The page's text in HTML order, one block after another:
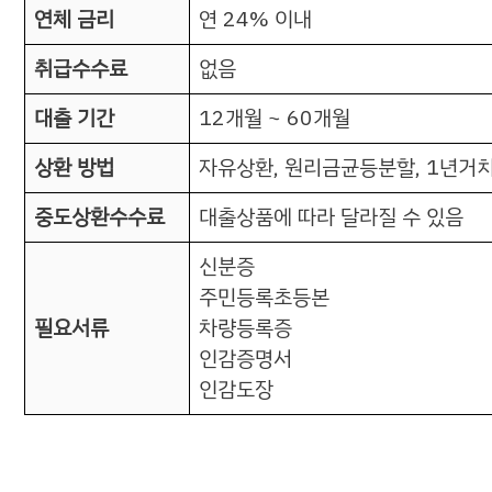
연체 금리
연 24% 이내
취급수수료
없음
대출 기간
12개월 ~ 60개월
상환 방법
자유상환, 원리금균등분할, 1년거
중도상환수수료
대출상품에 따라 달라질 수 있음
필요서류
신분증
주민등록초등본
차량등록증
인감증명서
인감도장